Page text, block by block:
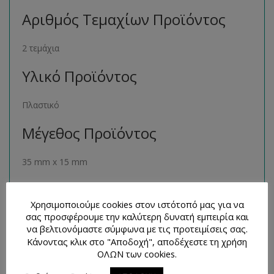
Αριθμός Τεμαχίων Προϊόντος
2 τεμάχια
Υλικό Προϊόντος
Πλαστικό
Μέγεθος Προϊόντος
35 mm x 15 mm
Μπορείτε να βρείτε πολλά παρόμοια προϊόντα της ιδίας
κατηγορίας στο ηλεκτρονικό μας κατάστημα
ακολουθώντας τον σύνδεσμοεδώ.
Χρησιμοποιούμε cookies στον ιστότοπό μας για να
σας προσφέρουμε την καλύτερη δυνατή εμπειρία και
να βελτιονόμαστε σύμφωνα με τις προτειμίσεις σας.
Κάνοντας κλικ στο "Αποδοχή", αποδέχεστε τη χρήση
ΟΛΩΝ των cookies.